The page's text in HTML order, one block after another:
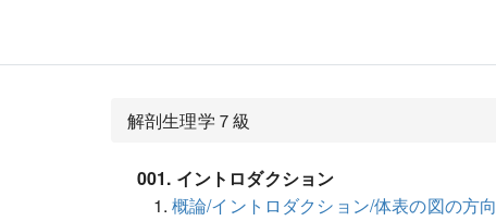
解剖生理学７級
001. イントロダクション
概論/イントロダクション/体表の図の方向